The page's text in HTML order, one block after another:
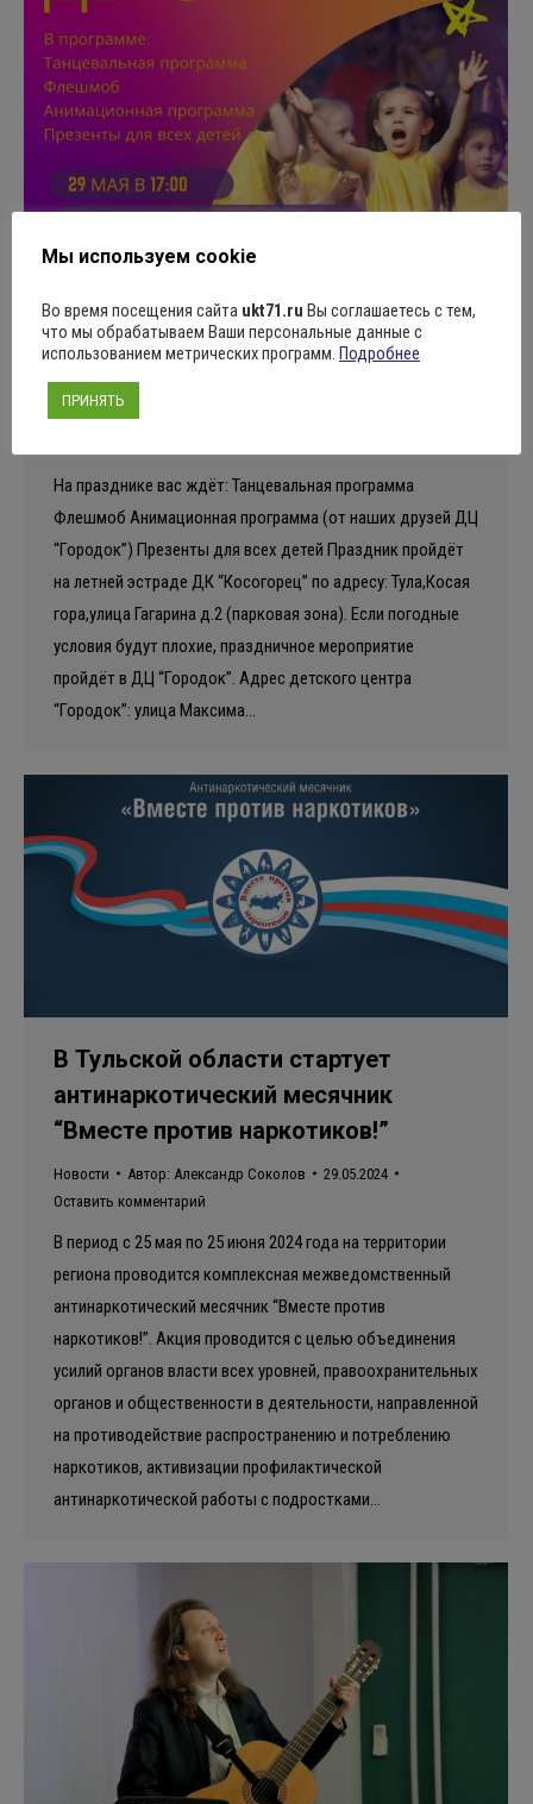
29 мая в 17:00 пройдёт праздничная
программа, посвященная дню
Новости Автор:
На празднике вас ждёт: Танцевальная программа
Флешмоб Анимационная программа (от наших друзей ДЦ
“Городок”) Презенты для всех детей Праздник пройдёт
на летней эстраде ДК “Косогорец” по адресу: Тула,Косая
гора,улица Гагарина д.2 (парковая зона). Если погодные
условия будут плохие, праздничное мероприятие
пройдёт в ДЦ “Городок”. Адрес детского центра
“Городок”: улица Максима…
В Тульской области стартует
антинаркотический месячник
“Вместе против наркотиков!”
Новости Автор: Александр Соколов
29.05.2024
Оставить комментарий
В период с 25 мая по 25 июня 2024 года на территории
региона проводится комплексная межведомственный
антинаркотический месячник “Вместе против
наркотиков!”. Акция проводится с целью объединения
усилий органов власти всех уровней, правоохранительных
органов и общественности в деятельности, направленной
на противодействие распространению и потреблению
наркотиков, активизации профилактической
антинаркотической работы с подростками…
Мы используем cookie
Во время посещения сайта ukt71.ru Вы соглашаетесь с тем,
что мы обрабатываем Ваши персональные данные с
использованием метрических программ. Подробнее
ПРИНЯТЬ